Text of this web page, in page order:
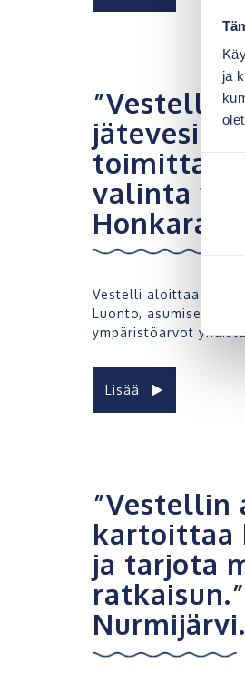
ja
”Vestelli
valinta
Vestelli aloittaa
Luonto, asumisen
ympäristöarvot
Lisää
”Vestellin
kartoittaa
ja tarjota
Nurmijärvi.